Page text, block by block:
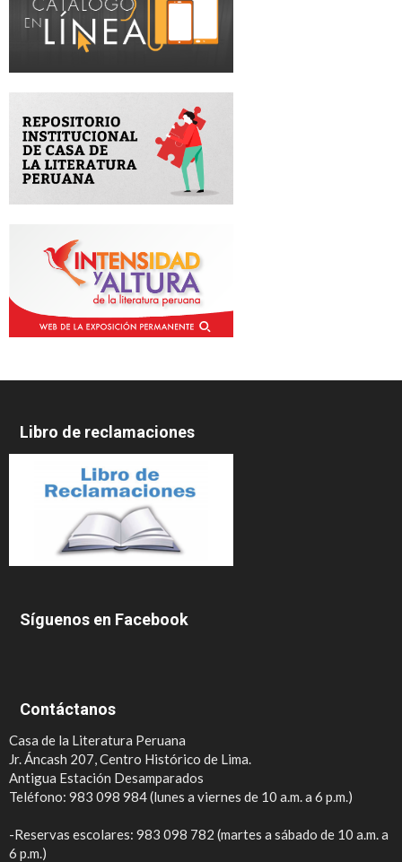
Libro de reclamaciones
Síguenos en Facebook
Contáctanos
Casa de la Literatura Peruana
Jr. Áncash 207, Centro Histórico de Lima.
Antigua Estación Desamparados
Teléfono: 983 098 984 (lunes a viernes de 10 a.m. a 6 p.m.)
-Reservas escolares: 983 098 782 (martes a sábado de 10 a.m. a
6 p.m.)